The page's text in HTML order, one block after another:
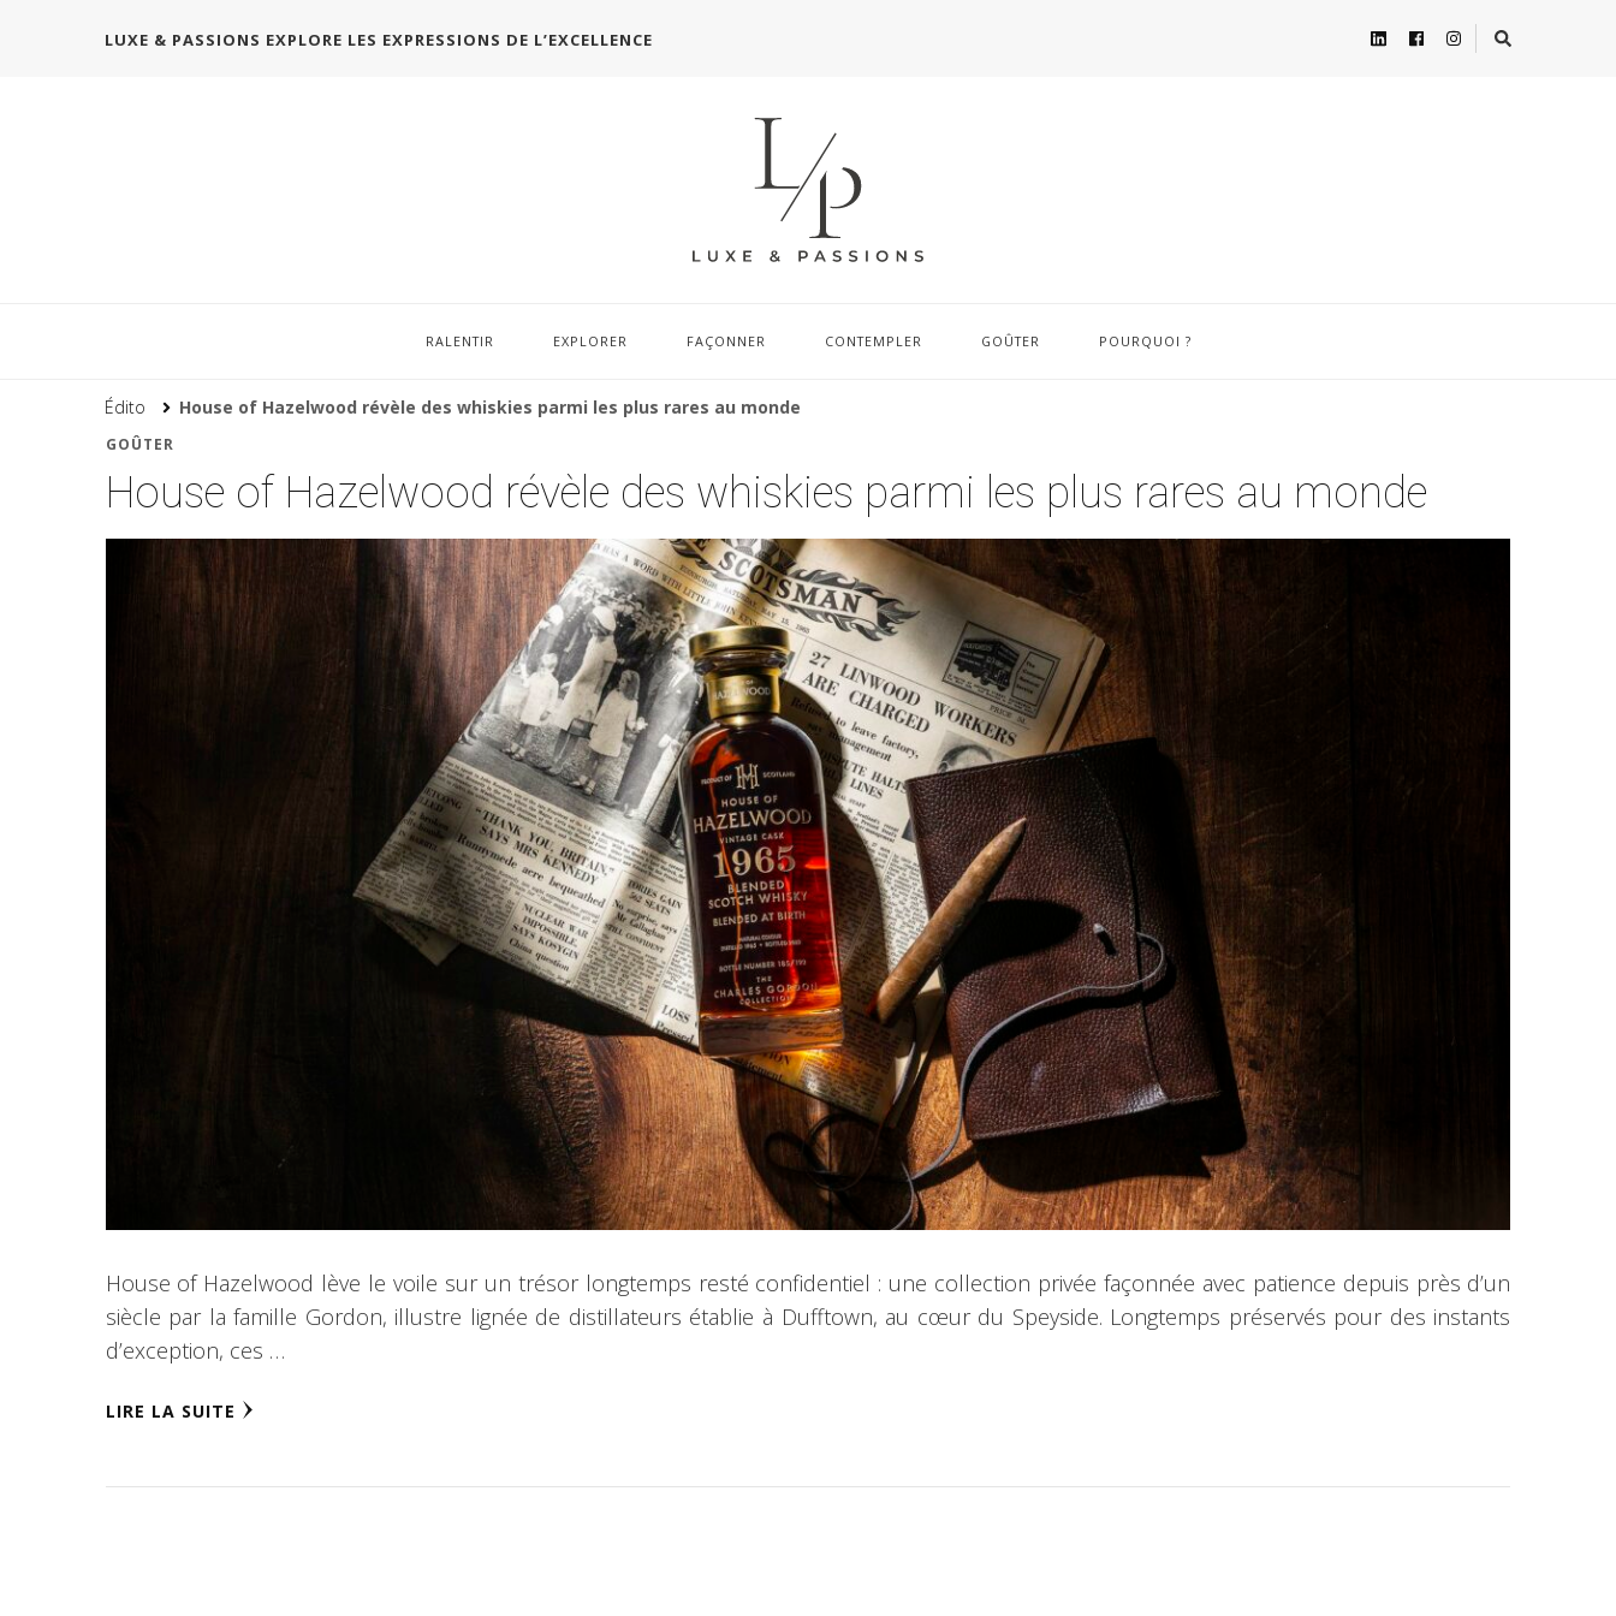
LUXE & PASSIONS EXPLORE LES EXPRESSIONS DE L’EXCELLENCE
RALENTIR EXPLORER FAÇONNER CONTEMPLER GOÛTER POURQUOI ?
Édito House of Hazelwood révèle des whiskies parmi les plus rares au monde
GOÛTER
House of Hazelwood révèle des whiskies parmi les plus rares au monde
House of Hazelwood lève le voile sur un trésor longtemps resté confidentiel : une collection privée façonnée avec patience depuis près d’un
siècle par la famille Gordon, illustre lignée de distillateurs établie à Dufftown, au cœur du Speyside. Longtemps préservés pour des instants
d’exception, ces …
LIRE LA SUITE